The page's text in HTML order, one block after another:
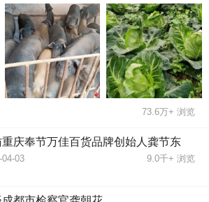
73.6万+ 浏览
庆奉节万佳百货品牌创始人龚节东
04-03 9.0千+ 浏览